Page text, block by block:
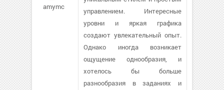
amymcgarva
управлением. Интересные
уровни и яркая графика
создают увлекательный опыт.
Однако иногда возникает
ощущение однообразия, и
хотелось бы больше
разнообразия в заданиях и